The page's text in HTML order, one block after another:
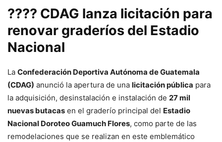
????️ CDAG lanza licitación para
renovar graderíos del Estadio
Nacional
La Confederación Deportiva Autónoma de Guatemala
(CDAG) anunció la apertura de una licitación pública para
la adquisición, desinstalación e instalación de 27 mil
nuevas butacas en el graderío principal del Estadio
Nacional Doroteo Guamuch Flores, como parte de las
remodelaciones que se realizan en este emblemático